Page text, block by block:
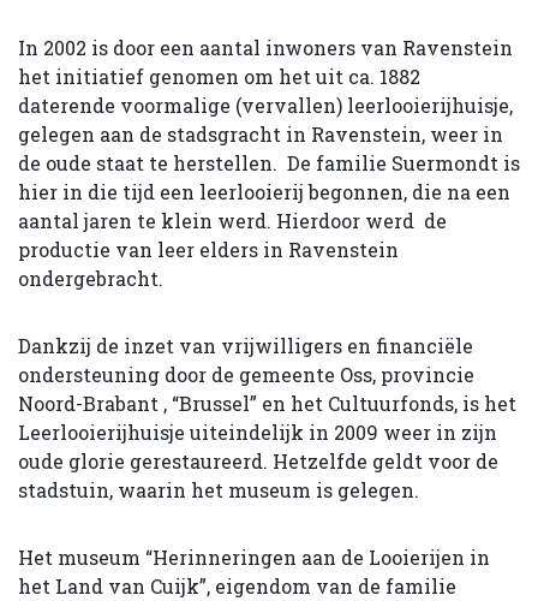
In 2002 is door een aantal inwoners van Ravenstein
het initiatief genomen om het uit ca. 1882
daterende voormalige (vervallen) leerlooierijhuisje,
gelegen aan de stadsgracht in Ravenstein, weer in
de oude staat te herstellen. De familie Suermondt is
hier in die tijd een leerlooierij begonnen, die na een
aantal jaren te klein werd. Hierdoor werd de
productie van leer elders in Ravenstein
ondergebracht.
Dankzij de inzet van vrijwilligers en financiële
ondersteuning door de gemeente Oss, provincie
Noord-Brabant , “Brussel” en het Cultuurfonds, is het
Leerlooierijhuisje uiteindelijk in 2009 weer in zijn
oude glorie gerestaureerd. Hetzelfde geldt voor de
stadstuin, waarin het museum is gelegen.
Het museum “Herinneringen aan de Looierijen in
het Land van Cuijk”, eigendom van de familie